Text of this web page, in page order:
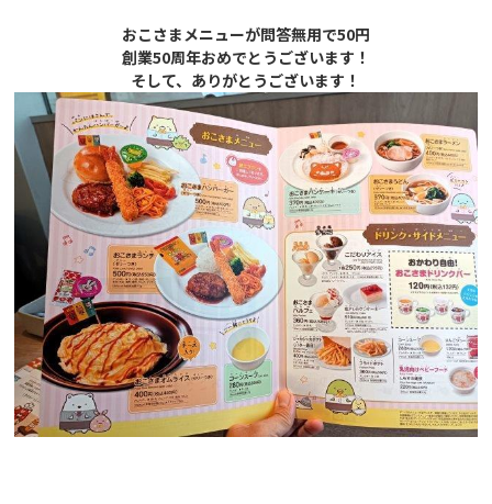
おこさまメニューが問答無用で50円
創業50周年おめでとうございます！
そして、ありがとうございます！